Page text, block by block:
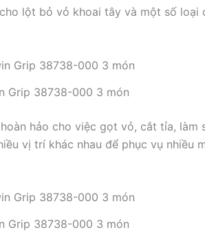
lột bỏ vỏ khoai tây và một số loại
Grip 38738-000 3 món
hảo cho việc gọt vỏ, cắt tỉa, làm
vị trí khác nhau để phục vụ nhiều
Grip 38738-000 3 món